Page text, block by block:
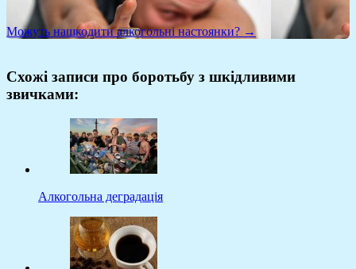
Можуть нашкодити алкогольні настоянки? →
Схожі записи про боротьбу з шкідливими
звичками:
Алкогольна деградація